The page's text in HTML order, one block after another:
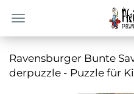
Ra­vens­bur­ger Bunte
der­puz­zle - Puz­zle für